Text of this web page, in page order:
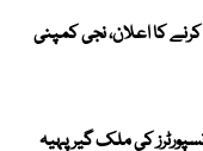
سے بند کرنے کا اعلان، نجی کمپنی
کی ملک گیر پہیہ